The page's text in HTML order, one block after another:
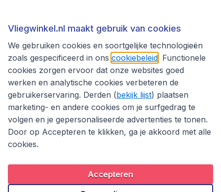
Thema's
Privacybeleid
Copyright © 2026
Vliegwinkel.nl maakt gebruik van cookies
We gebruiken cookies en soortgelijke technologieën
zoals gespecificeerd in ons cookiebeleid . Functionele
cookies zorgen ervoor dat onze websites goed
werken en analytische cookies verbeteren de
gebruikerservaring. Derden (bekijk lijst) plaatsen
marketing- en andere cookies om je surfgedrag te
volgen en je gepersonaliseerde advertenties te tonen.
Door op Accepteren te klikken, ga je akkoord met alle
cookies.
Accepteren